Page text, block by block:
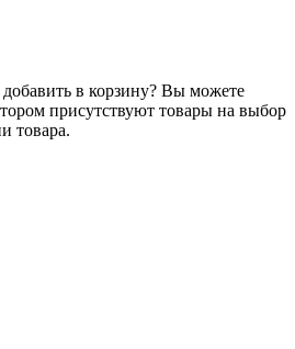
в корзину? Вы можете
присутствуют товары на выбор
товара.